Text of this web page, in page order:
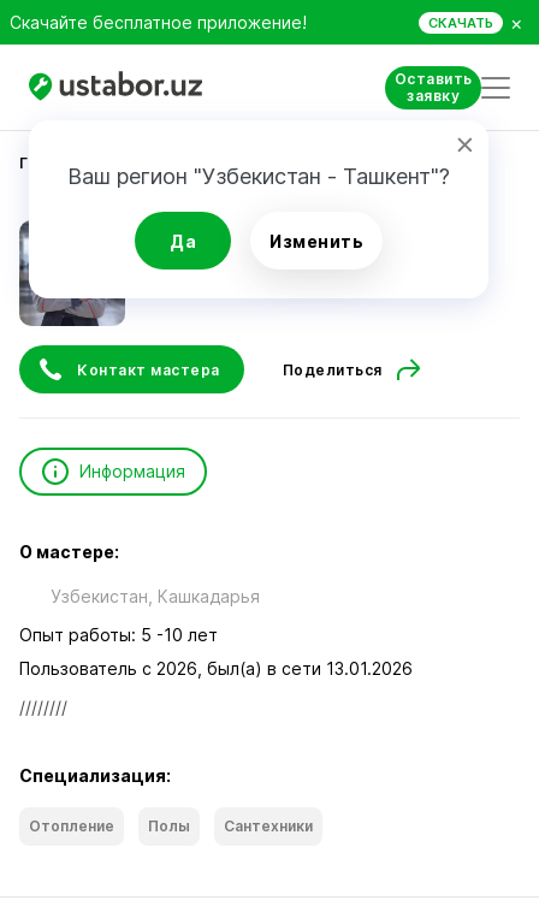
Скачайте бесплатное приложение! СКАЧАТЬ ×
Оставить
заявку
Ваш регион "Узбекистан - Ташкент"?
Да Изменить
Главная
urall.santex
Контакт мастера Поделиться
Информация
О мастере:
Узбекистан, Кашкадарья
Опыт работы: 5 -10 лет
Пользователь с 2026, был(а) в сети 13.01.2026
////////
Специализация:
Отопление Полы Сантехники